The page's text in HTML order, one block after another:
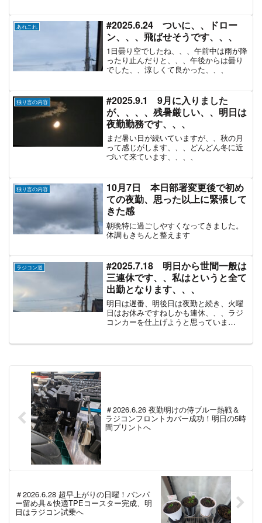
らの早番・夜勤に向け、気合を入れ直す
おじさんの休日日記。
あれこれ
#2025.6.24 ついに、、ドロー
ン、、、飛ばせそうです、、、
1日曇り空でしたね、、、午前中は雨が降
ったり止んだりと、、、午後からは曇り
でした、、涼しくて良かった、、、
独り言の内容
#2025.9.1 9月に入りました
が、、、、残暑厳しい、、明日は
夜勤勤務です、、、
まだ暑い日が続いていますが、、秋の月
って感じがします、、、どんどん冬に近
づいて来ています、、、、
独り言の内容
10月7日 本日部署変更後で初め
ての夜勤、思った以上に緊張して
きた感
朝晩特に過ごしやすくなってきました。
体調もきちんと整えます
ラジコン道
#2025.7.18 明日から世間一般は
三連休です、、私はというと全て
出勤となります、、、
明日は遅番、明後日は夜勤と続き、火曜
日はお休みですねしかも連休、、、ラジ
コンカーを仕上げようと思っていま
＃2026.6.26 夜勤明けの侍ブルー熱戦＆
ラジコンフロントカバー成功！明日の5時
間プリントへ
＃2026.6.28 超早上がりの日曜！バンパ
ー留め具＆快適TPEコースター完成、明
日はラジコン試乗へ